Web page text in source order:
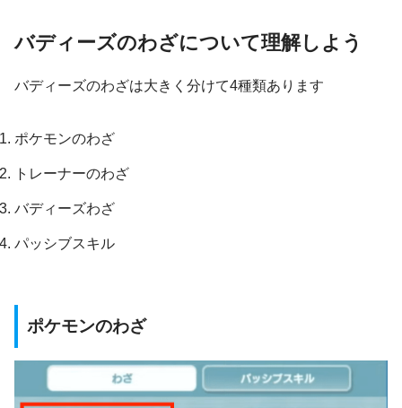
バディーズのわざについて理解しよう
バディーズのわざは大きく分けて4種類あります
ポケモンのわざ
トレーナーのわざ
バディーズわざ
パッシブスキル
ポケモンのわざ